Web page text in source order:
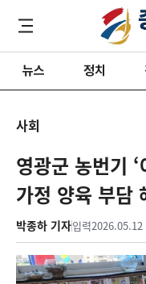
뉴스 정치
사회
영광군 농번기
가정 양육 부담
박종하 기자입력2026.05.12